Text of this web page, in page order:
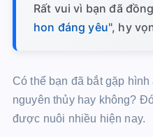
Rất vui vì bạn đã
hon đáng yêu", hy
Có thể bạn đã bắt gặp
nguyên thủy hay không?
được nuôi nhiều hiện nay.